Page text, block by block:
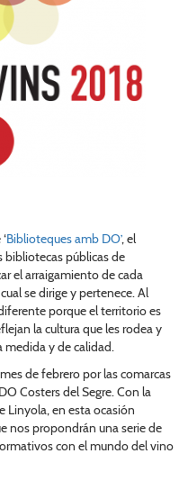
Biblioteques amb DO’, el
bibliotecas públicas de
el arraigamiento de cada
se dirige y pertenece. Al
porque el territorio es
la cultura que les rodea y
medida y de calidad.
de febrero por las comarcas
Costers del Segre. Con la
Linyola, en esta ocasión
nos propondrán una serie de
con el mundo del vino